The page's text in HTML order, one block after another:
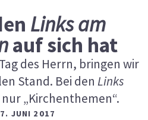
Links am
auf sich hat
des Herrn, bringen wir
Stand. Bei den Links
„Kirchenthemen“.
JUNI 2017